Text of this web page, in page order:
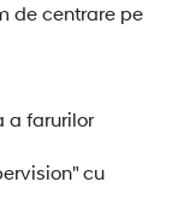
de centrare pe
a farurilor
cu